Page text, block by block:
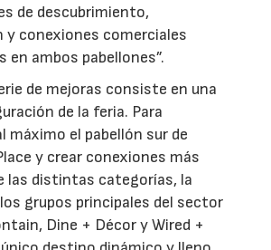
de descubrimiento,
y conexiones comerciales
en ambos pabellones”.
de mejoras consiste en una
de la feria. Para
máximo el pabellón sur de
y crear conexiones más
las distintas categorías, la
grupos principales del sector
Dine + Décor y Wired +